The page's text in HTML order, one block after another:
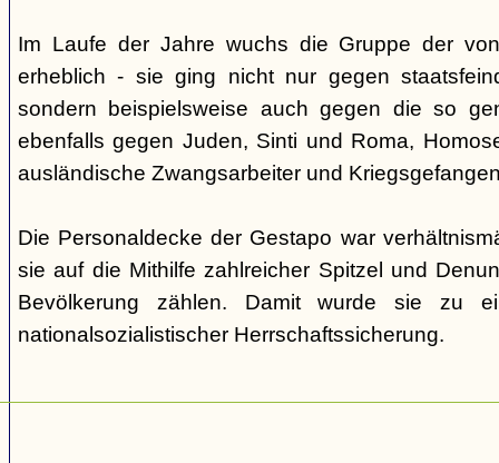
Im Laufe der Jahre wuchs die Gruppe der
erheblich - sie ging nicht nur gegen
sondern beispielsweise auch gegen die so
ebenfalls gegen Juden, Sinti und Roma,
ausländische Zwangsarbeiter und
Die Personaldecke der Gestapo war
sie auf die Mithilfe zahlreicher Spitzel und
Bevölkerung zählen. Damit wurde sie zu
nationalsozialistischer Herrschaftssicherung.